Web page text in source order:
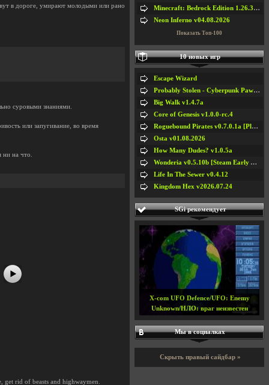
в дороге, умирают молодыми или рано
суровыми знаниями.
или запугивание, во время
на что.
#6
#8
get rid of beasts and highwaymen.
Minecraft: Bedrock Edition 1.26.33.1a / + TLauncher v2.89
Neon Inferno v04.08.2026
Показать Топ-100
10 новых игр
Escape Wizard
Probably Stolen - Cyberpunk Pawnshop Simulator v048c [Playtest]
Big Walk v1.4.7a
Core of Genesis v1.0.0-rc.4
Roguebound Pirates v0.7.0.1a [Playtest]
Osta v01.08.2026
How Many Dudes? v1.0.5a
Wonderia v0.5.10b [Steam Early Access]
Life In The Sewer v0.4.12
Kingdom Hex v2026.07.24
SGi рекомендует
X-com UFO Defence/UFO: Enemy
Unknown/НЛО: враг неизвестен
Мы в социалках
Скрыть правый сайдбар »